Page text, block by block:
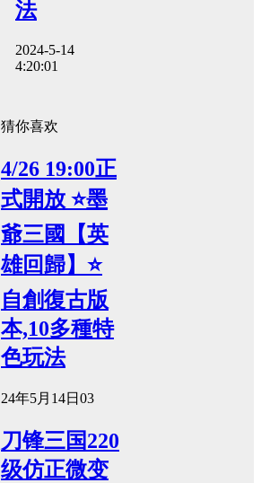
法
2024-5-14
4:20:01
猜你喜欢
4/26 19:00正
式開放 ⭐墨
爺三國【英
雄回歸】⭐
自創復古版
本,10多種特
色玩法
24年5月14日 03
刀锋三国220
级仿正微变